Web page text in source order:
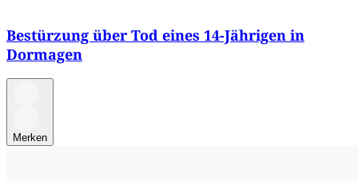
Bestürzung über Tod eines 14-Jährigen in
Dormagen
Merken